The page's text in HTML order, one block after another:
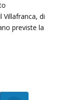
di
previste la